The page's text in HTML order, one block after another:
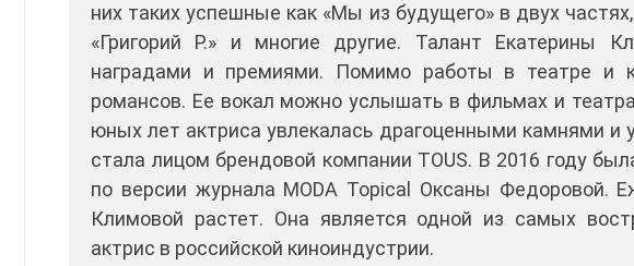
них таких успешные как «Мы из будущего» в двух
«Григорий Р.» и многие другие. Талант Екатерины
наградами и премиями. Помимо работы в театре и
романсов. Ее вокал можно услышать в фильмах и
юных лет актриса увлекалась драгоценными камнями и
стала лицом брендовой компании TOUS. В 2016 году
по версии журнала MODA Topical Оксаны Федоровой.
Климовой растет. Она является одной из самых
актрис в российской киноиндустрии.